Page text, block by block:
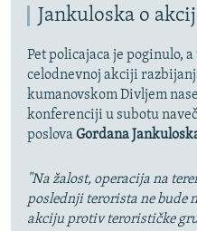
d
Jankuloska o
Pet policajaca je poginulo,
celodnevnoj akciji
kumanovskom Divljem
konferenciji u subotu
poslovaGordana
"Na žalost, operacija na
poslednji terorista ne bude
akciju protiv terorističke